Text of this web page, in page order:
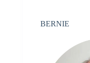
BERNIE